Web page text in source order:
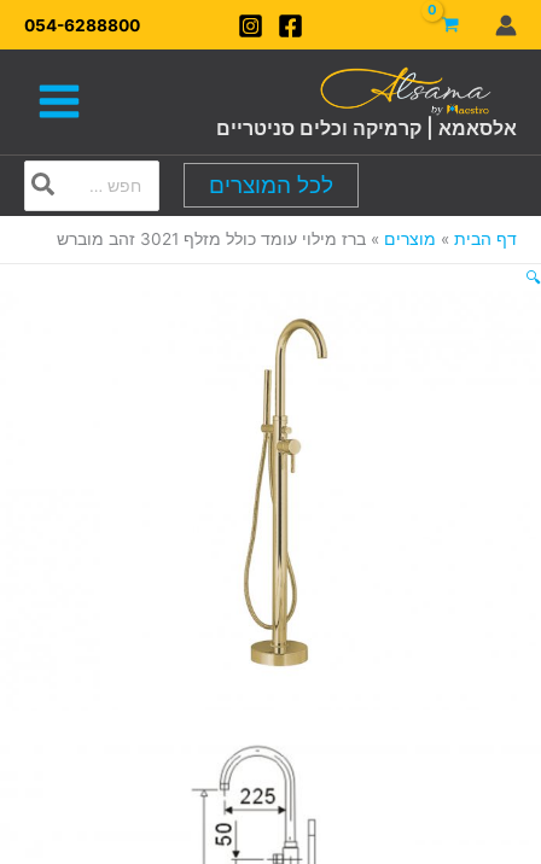
דילוג
לתוכן
054-6288800
אלסאמא | קרמיקה וכלים סניטריים
לכל המוצרים
for:
דף הבית מוצרים
ברז מילוי עומד כולל מזלף 3021 זהב מוברש
🔍